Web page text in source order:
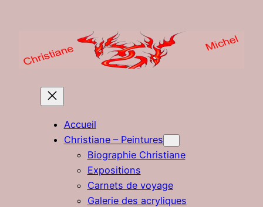
Accueil
Christiane – Peintures
Biographie Christiane
Expositions
Carnets de voyage
Galerie des acryliques